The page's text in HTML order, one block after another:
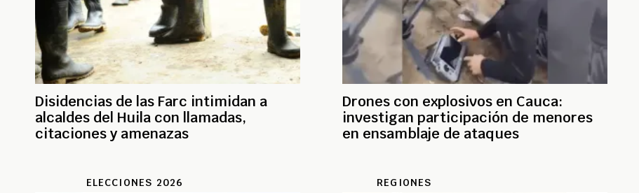
Disidencias de las Farc intimidan a
alcaldes del Huila con llamadas,
citaciones y amenazas
Drones con explosivos en Cauca:
investigan participación de menores
en ensamblaje de ataques
ELECCIONES 2026 REGIONES